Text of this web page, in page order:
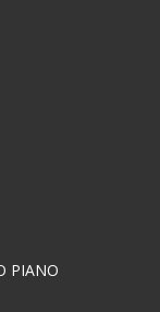
PIANO